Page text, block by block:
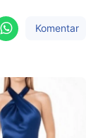
Komentar